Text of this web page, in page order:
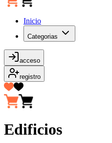
Inicio
Categorias
acceso
registro
Edificios